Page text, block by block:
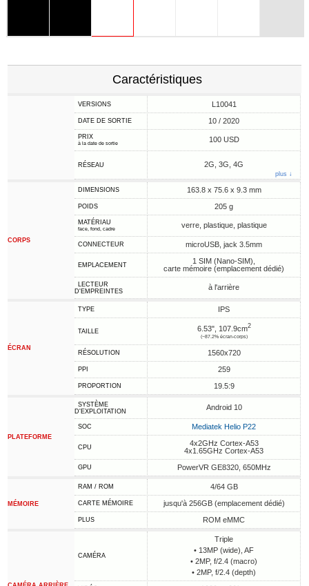
Caractéristiques
VERSIONS L10041
DATE DE SORTIE 10 / 2020
PRIX
à la date de sortie 100 USD
RÉSEAU 2G, 3G, 4G
plus ↓
CORPS
DIMENSIONS 163.8 x 75.6 x 9.3 mm
POIDS 205 g
MATÉRIAU
face, fond, cadre verre, plastique, plastique
CONNECTEUR microUSB, jack 3.5mm
EMPLACEMENT
1 SIM (Nano-SIM),
carte mémoire (emplacement dédié)
LECTEUR
D'EMPREINTES
à l'arrière
ÉCRAN
TYPE IPS
TAILLE 6.53", 107.9cm2
(~87.2% écran-corps)
RÉSOLUTION 1560x720
PPI 259
PROPORTION 19.5:9
PLATEFORME
SYSTÈME
D'EXPLOITATION
Android 10
SOC Mediatek Helio P22
CPU
4x2GHz Cortex-A53
4x1.65GHz Cortex-A53
GPU PowerVR GE8320, 650MHz
MÉMOIRE
RAM / ROM 4/64 GB
CARTE MÉMOIRE jusqu'à 256GB (emplacement dédié)
PLUS ROM eMMC
CAMÉRA
Triple
• 13MP (wide), AF
• 2MP, f/2.4 (macro)
• 2MP, f/2.4 (depth)